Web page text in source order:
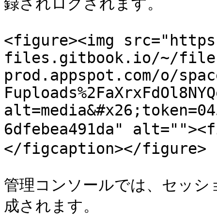
<figure><img
files.gitbook.io/~/
prod.appspot.com/o/
6dfebea491da"
</figcaption></figure>
管理コンソールでは、セッ
成されます。